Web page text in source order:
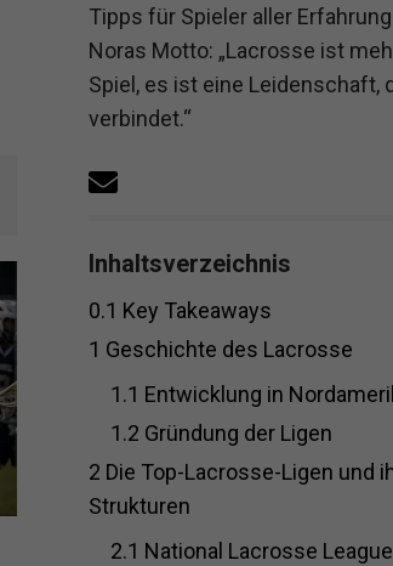
Tipps für Spieler aller
Noras Motto: „Lacrosse ist
Spiel, es ist eine Leidenschaft,
verbindet.“
Inhaltsverzeichnis
0.1 Key Takeaways
1 Geschichte des Lacrosse
1.1 Entwicklung in
1.2 Gründung der Ligen
2 Die Top-Lacrosse-Ligen und
Strukturen
2.1 National Lacrosse League